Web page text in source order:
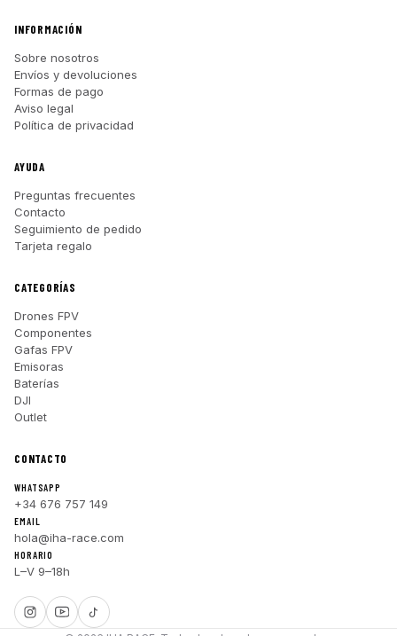
INFORMACIÓN
Sobre nosotros
Envíos y devoluciones
Formas de pago
Aviso legal
Política de privacidad
AYUDA
Preguntas frecuentes
Contacto
Seguimiento de pedido
Tarjeta regalo
CATEGORÍAS
Drones FPV
Componentes
Gafas FPV
Emisoras
Baterías
DJI
Outlet
CONTACTO
WHATSAPP
+34 676 757 149
EMAIL
hola@iha-race.com
HORARIO
L–V 9–18h